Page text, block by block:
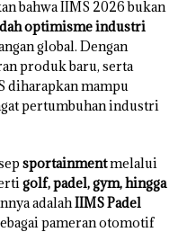
bahwa IIMS 2026 bukan
optimisme industri
global. Dengan
produk baru, serta
diharapkan mampu
pertumbuhan industri
sportainmentmelalui
golf, padel, gym, hingga
adalahIIMS Padel
pameran otomotif